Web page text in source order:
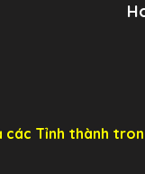
Tỉnh thành